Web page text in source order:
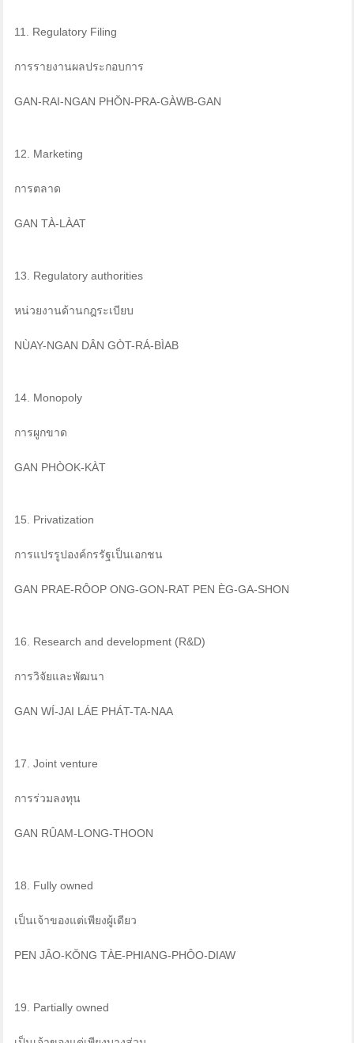
11. Regulatory Filing
การรายงานผลประกอบการ
GAN-RAI-NGAN PHŎN-PRA-GÀWB-GAN
12. Marketing
การตลาด
GAN TÀ-LÀAT
13. Regulatory authorities
หน่วยงานด้านกฎระเบียบ
NÙAY-NGAN DÂN GÒT-RÁ-BÌAB
14. Monopoly
การผูกขาด
GAN PHÒOK-KÀT
15. Privatization
การแปรรูปองค์กรรัฐเป็นเอกชน
GAN PRAE-RÔOP ONG-GON-RAT PEN ÈG-GA-SHON
16. Research and development (R&D)
การวิจัยและพัฒนา
GAN WÍ-JAI LÁE PHÁT-TA-NAA
17. Joint venture
การร่วมลงทุน
GAN RÛAM-LONG-THOON
18. Fully owned
เป็นเจ้าของแต่เพียงผู้เดียว
PEN JÂO-KŎNG TÀE-PHIANG-PHÔO-DIAW
19. Partially owned